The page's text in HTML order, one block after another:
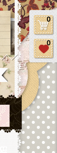
0
0